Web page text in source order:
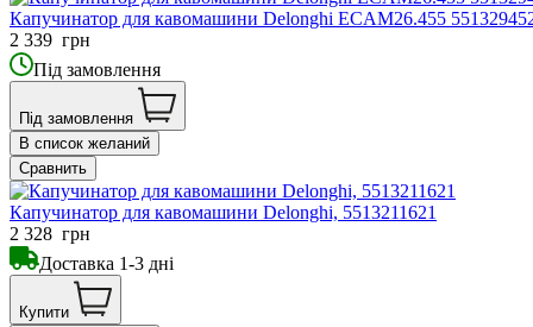
Капучинатор для кавомашини Delonghi ECAM26.455
2 339 грн
Під замовлення
Під замовлення
В список желаний
Сравнить
Капучинатор для кавомашини Delonghi, 5513211621
2 328 грн
Доставка 1-3 дні
Купити